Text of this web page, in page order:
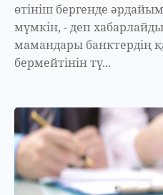
өтініш бергенде
мүмкін, - деп
мамандары банктердің
бермейтінін тү...